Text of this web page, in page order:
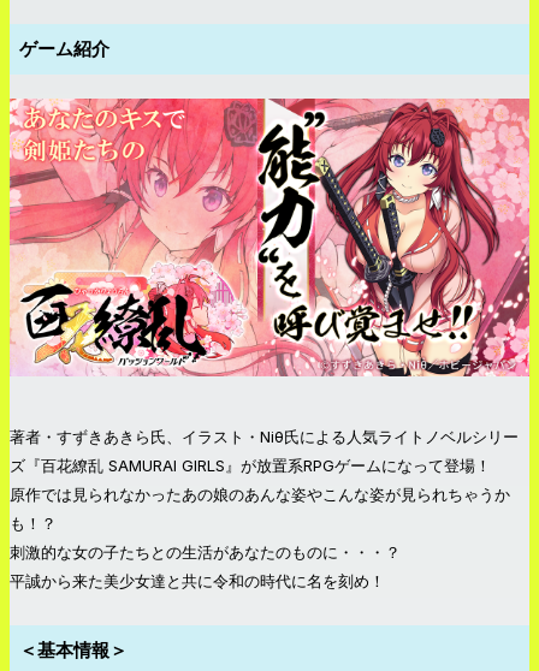
ゲーム紹介
著者・すずきあきら氏、イラスト・Niθ氏による人気ライトノベルシリー
ズ『百花繚乱 SAMURAI GIRLS』が放置系RPGゲームになって登場！
原作では見られなかったあの娘のあんな姿やこんな姿が見られちゃうか
も！？
刺激的な女の子たちとの生活があなたのものに・・・？
平誠から来た美少女達と共に令和の時代に名を刻め！
＜基本情報＞